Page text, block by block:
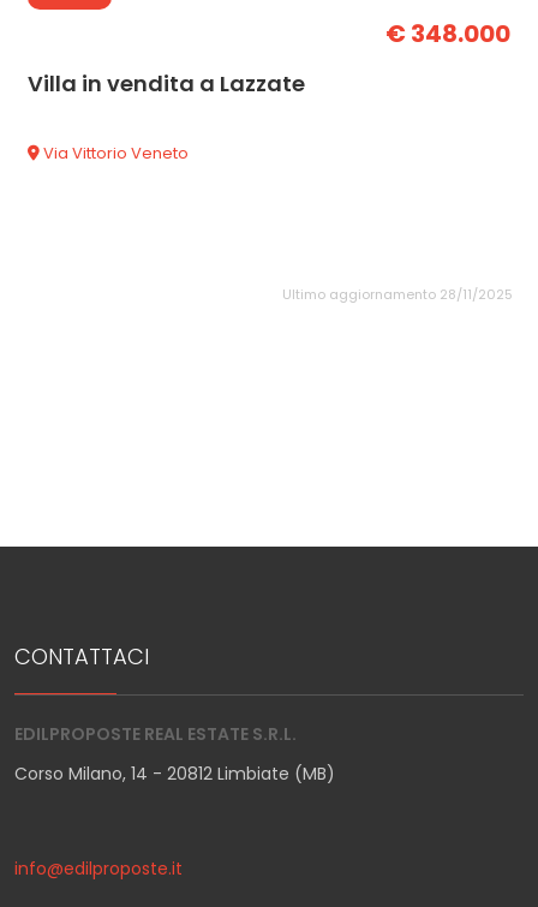
€ 348.000
Villa in vendita a Lazzate
Via Vittorio Veneto
Ultimo aggiornamento 28/11/2025
CONTATTACI
EDILPROPOSTE REAL ESTATE S.R.L.
Corso Milano, 14 - 20812 Limbiate (MB)
info@edilproposte.it